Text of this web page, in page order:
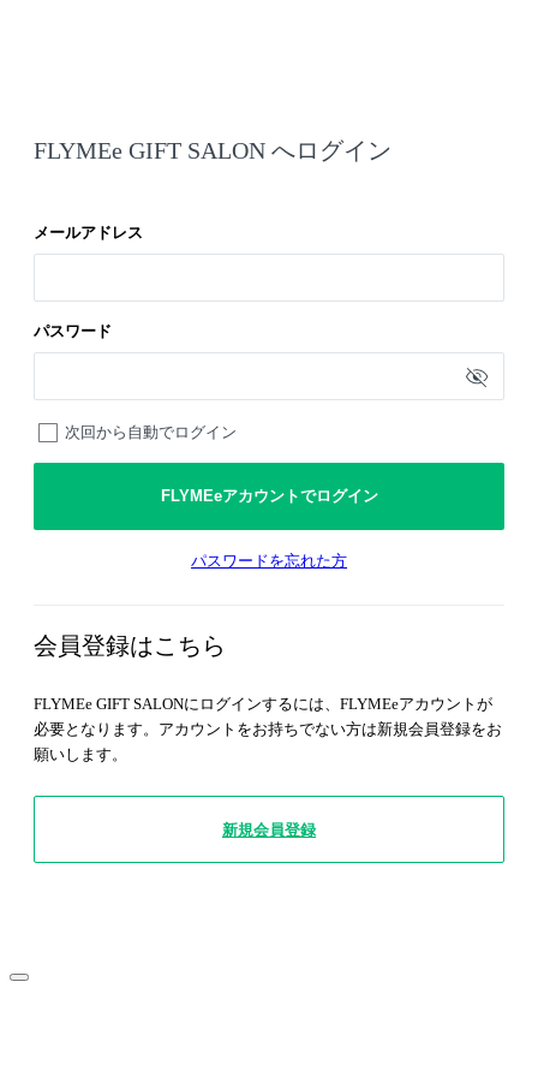
FLYMEe GIFT SALON へログイン
メールアドレス
パスワード
次回から自動でログイン
FLYMEeアカウントでログイン
パスワードを忘れた方
会員登録はこちら
FLYMEe GIFT SALONにログインするには、FLYMEeアカウントが
必要となります。アカウントをお持ちでない方は新規会員登録をお
願いします。
新規会員登録